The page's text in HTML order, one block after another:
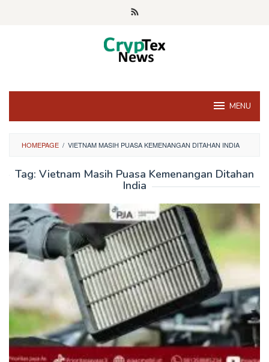
MENU
HOMEPAGE / VIETNAM MASIH PUASA KEMENANGAN DITAHAN INDIA
Tag: Vietnam Masih Puasa Kemenangan Ditahan
India